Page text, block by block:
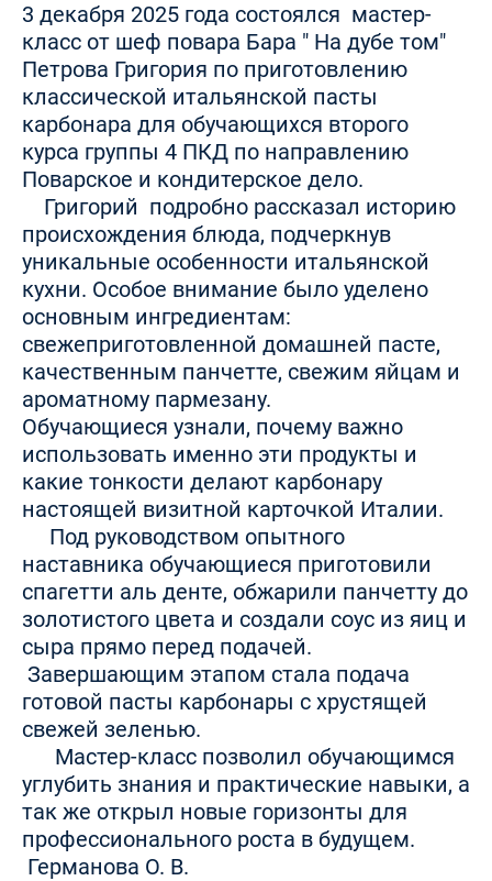
3 декабря 2025 года состоялся мастер-
класс от шеф повара Бара " На дубе том"
Петрова Григория по приготовлению
классической итальянской пасты
карбонара для обучающихся второго
курса группы 4 ПКД по направлению
Поварское и кондитерское дело.
Григорий подробно рассказал историю
происхождения блюда, подчеркнув
уникальные особенности итальянской
кухни. Особое внимание было уделено
основным ингредиентам:
свежеприготовленной домашней пасте,
качественным панчетте, свежим яйцам и
ароматному пармезану.
Обучающиеся узнали, почему важно
использовать именно эти продукты и
какие тонкости делают карбонару
настоящей визитной карточкой Италии.
Под руководством опытного
наставника обучающиеся приготовили
спагетти аль денте, обжарили панчетту до
золотистого цвета и создали соус из яиц и
сыра прямо перед подачей.
Завершающим этапом стала подача
готовой пасты карбонары с хрустящей
свежей зеленью.
Мастер-класс позволил обучающимся
углубить знания и практические навыки, а
так же открыл новые горизонты для
профессионального роста в будущем.
Германова О. В.